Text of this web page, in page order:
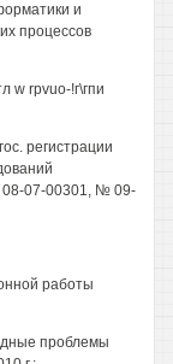
и
процессов
w rpvuo-!г\гпи
регистрации
07-00301, № 09-
работы
проблемы